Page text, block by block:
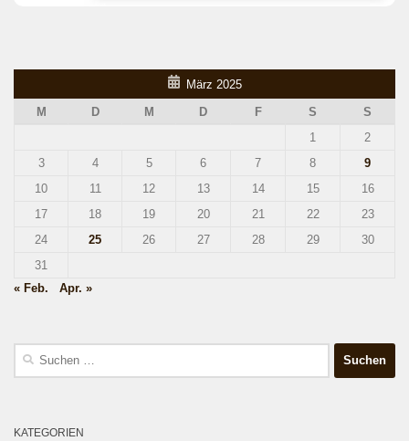
März 2025
M
D M D F S
S
1
2
3
4 5 6 7 8
9
10
11 12 13 14 15
16
17
18 19 20 21 22
23
24
25 26 27 28 29
30
31
« Feb.
Apr. »
Suchen
KATEGORIEN